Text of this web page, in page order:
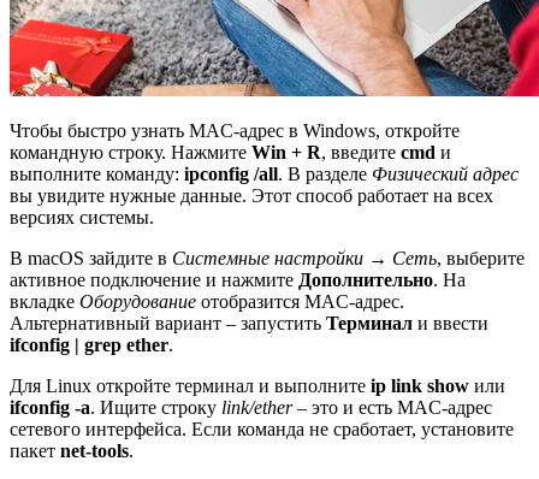
Чтобы быстро узнать MAC-адрес в Windows, откройте
командную строку. Нажмите Win + R, введите cmd и
выполните команду: ipconfig /all. В разделе Физический адрес
вы увидите нужные данные. Этот способ работает на всех
версиях системы.
В macOS зайдите в Системные настройки → Сеть, выберите
активное подключение и нажмите Дополнительно. На
вкладке Оборудование отобразится MAC-адрес.
Альтернативный вариант – запустить Терминал и ввести
ifconfig | grep ether.
Для Linux откройте терминал и выполните ip link show или
ifconfig -a. Ищите строку link/ether– это и есть MAC-адрес
сетевого интерфейса. Если команда не сработает, установите
пакет net-tools.